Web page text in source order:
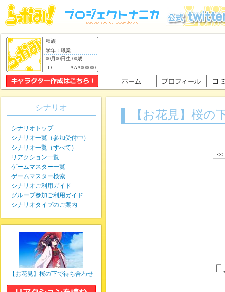
種族
学年：職業
00月00日生 00歳
AAA000000
【お花見】桜の
<<
シナリオ
シナリオトップ
シナリオ一覧（参加受付中）
シナリオ一覧（すべて）
リアクション一覧
ゲームマスター一覧
ゲームマスター検索
シナリオご利用ガイド
グループ参加ご利用ガイド
シナリオタイプのご案内
【お花見】桜の下で待ち合わせ